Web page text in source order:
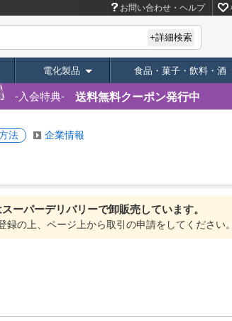
お問い合わせ・ヘルプ
+詳細検索
電化製品 食品・菓子・飲料・酒
入会特典 送料無料クーポン発行中
法 企業情報
スーパーデリバリーで卸販売しています。
録の上、ページ上から取引の申請をしてください。